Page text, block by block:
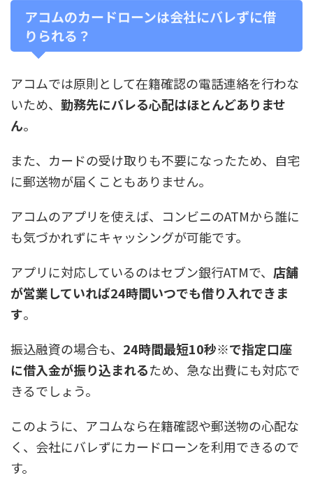
アコムのカードローンは会社にバレずに借
りられる？
アコムでは原則として在籍確認の電話連絡を行わな
いため、 勤務先にバレる心配はほとんどありませ
ん。
また、カードの受け取りも不要になったため、自宅
に郵送物が届くこともありません。
アコムのアプリを使えば、コンビニのATMから誰に
も気づかれずにキャッシングが可能です。
アプリに対応しているのはセブン銀行ATMで、 店舗
が営業していれば24時間いつでも借り入れできま
す。
振込融資の場合も、 24時間最短10秒※で指定口座
に借入金が振り込まれるため、急な出費にも対応で
きるでしょう。
このように、アコムなら在籍確認や郵送物の心配な
く、会社にバレずにカードローンを利用できるので
す。